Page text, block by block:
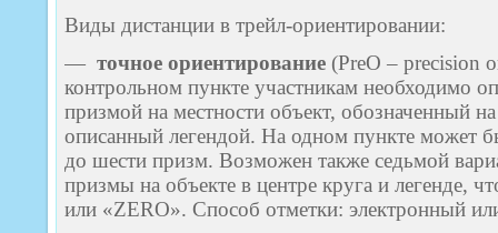
Виды дистанции в трейл-ориентировании:
— точное ориентирование (PreO – precision
контрольном пункте участникам необходимо
призмой на местности объект, обозначенный
описанный легендой. На одном пункте может
до шести призм. Возможен также седьмой
призмы на объекте в центре круга и легенде,
или «ZERO». Способ отметки: электронный